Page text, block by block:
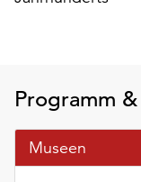
und
Ihnen
am
Ende
der
Seite
Programm
Museen